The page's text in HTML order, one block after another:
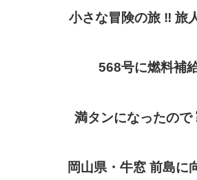
小さな冒険の旅 ‼︎ 旅
568号に燃料補
満タンになったので
岡山県・牛窓 前島に